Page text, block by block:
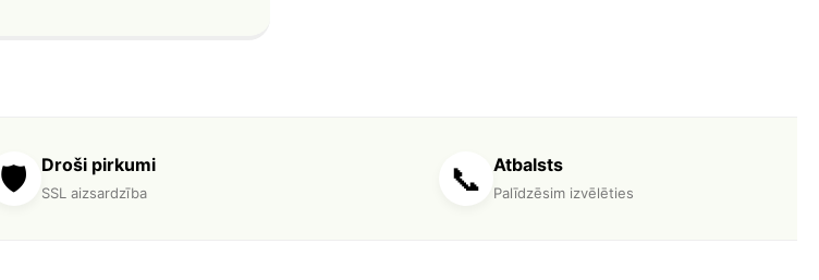
🛡️ Droši pirkumi
SSL aizsardzība 📞 Atbalsts
Palīdzēsim izvēlēties